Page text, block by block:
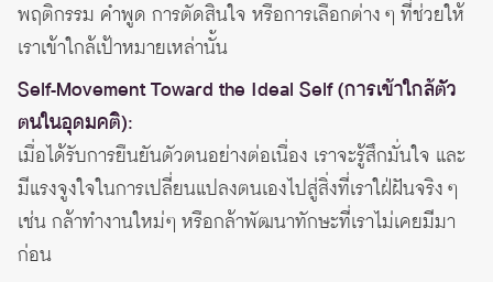
พฤติกรรม คำพูด การตัดสินใจ หรือการเลือกต่าง ๆ ที่ช่วยให้
เราเข้าใกล้เป้าหมายเหล่านั้น
Self-Movement Toward the Ideal Self (การเข้าใกล้ตัว
ตนในอุดมคติ):
เมื่อได้รับการยืนยันตัวตนอย่างต่อเนื่อง เราจะรู้สึกมั่นใจ และ
มีแรงจูงใจในการเปลี่ยนแปลงตนเองไปสู่สิ่งที่เราใฝ่ฝันจริง ๆ
เช่น กล้าทำงานใหม่ๆ หรือกล้าพัฒนาทักษะที่เราไม่เคยมีมา
ก่อน